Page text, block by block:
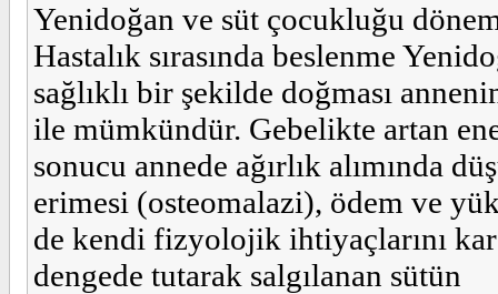
Yenidoğan ve süt çocukluğu
Hastalık sırasında beslenme
sağlıklı bir şekilde doğması
ile mümkündür. Gebelikte artan
sonucu annede ağırlık alımında
erimesi (osteomalazi), ödem ve
de kendi fizyolojik ihtiyaçlarını
dengede tutarak salgılanan sütün